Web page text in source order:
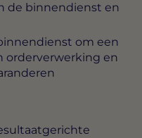
de binnendienst en
om een
orderverwerking en